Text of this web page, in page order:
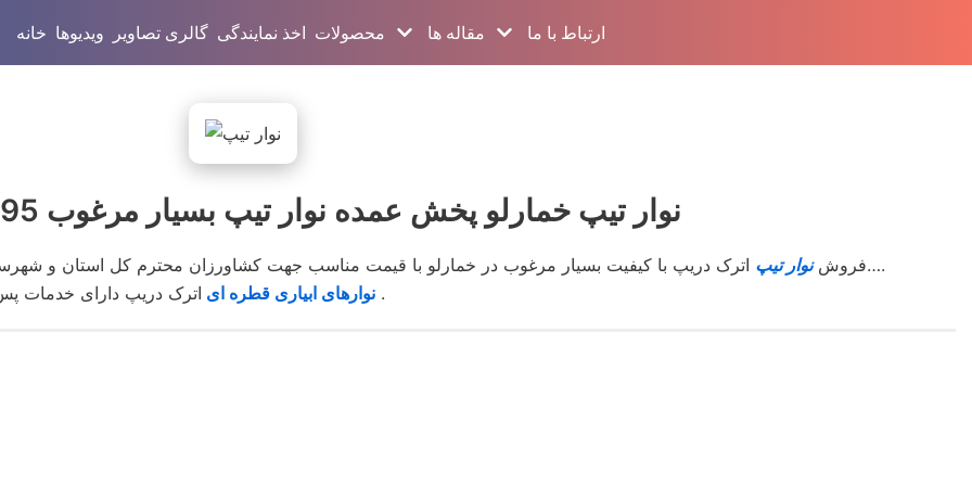
خانه ویدیوها گالری تصاویر اخذ نمایندگی محصولات مقاله ها ارتباط با ما
نوار تیپ خمارلو پخش عمده نوار تیپ بسیار مرغوب 8595-331-0913
فروشنوار تیپ اترک دریپ با کیفیت بسیار مرغوب در خمارلو با قیمت مناسب جهت کشاورزان محترم کل استان و
اترک دریپ آسوده خاطر کشت کنید….
نوارهای ابیاری قطره ای اترک دریپ دارای خدمات پس از فروش بوده و در محیطی کاملا مناسب انبار و توضیع می شود .